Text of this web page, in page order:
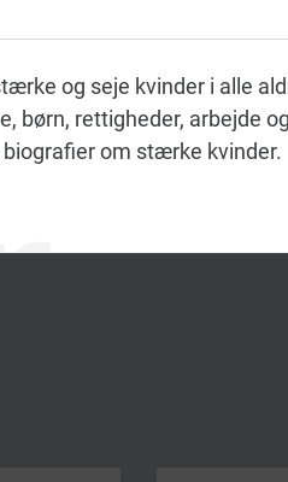
og seje kvinder i alle
børn, rettigheder, arbejde
om stærke kvinder.